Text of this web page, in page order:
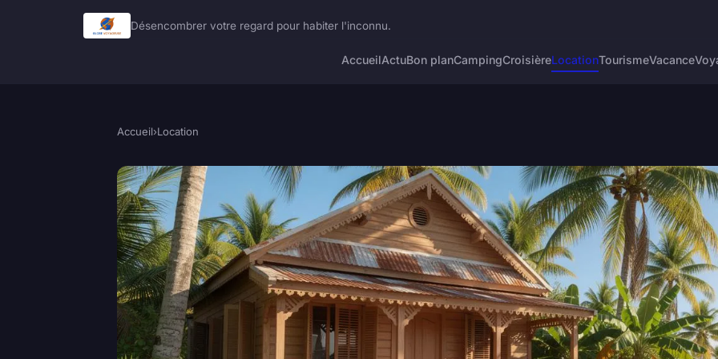
Désencombrer votre regard pour habiter l'inconnu.
AccueilActuBon planCampingCroisièreLocationTourismeVacance
Accueil›Location